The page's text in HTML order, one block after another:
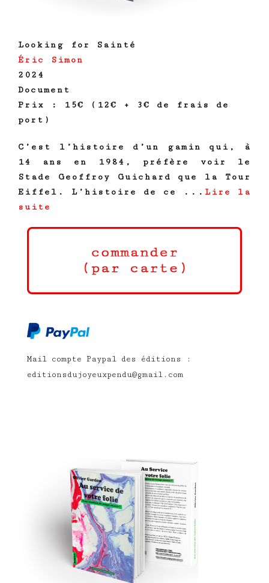
Looking for Sainté
Éric Simon
2024
Document
Prix : 15€ (12€ + 3€ de frais de
port)
C’est l’histoire d’un gamin qui, à
14 ans en 1984, préfère voir le
Stade Geoffroy Guichard que la Tour
Eiffel. L’histoire de ce ... Lire la
suite
Mail compte Paypal des éditions :
editionsdujoyeuxpendu@gmail.com